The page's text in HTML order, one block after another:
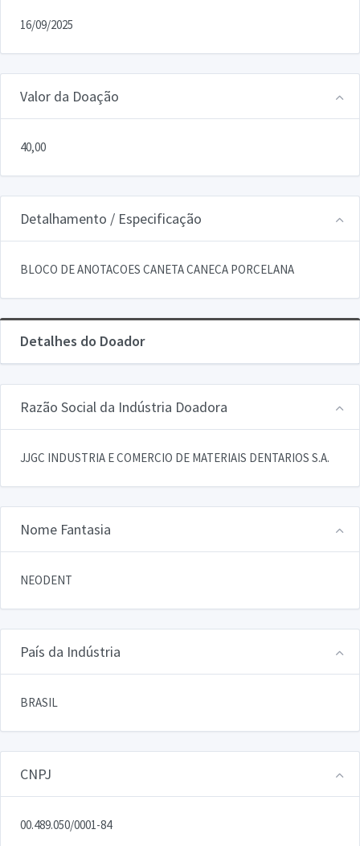
16/09/2025
Valor da Doação
40,00
Detalhamento / Especificação
BLOCO DE ANOTACOES CANETA CANECA PORCELANA
Detalhes do Doador
Razão Social da Indústria Doadora
JJGC INDUSTRIA E COMERCIO DE MATERIAIS DENTARIOS S.A.
Nome Fantasia
NEODENT
País da Indústria
BRASIL
CNPJ
00.489.050/0001-84